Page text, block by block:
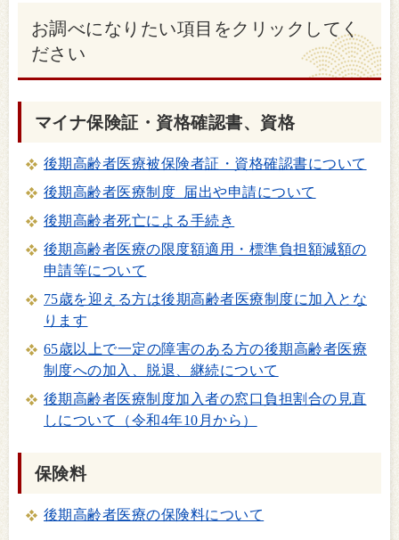
お調べになりたい項目をクリックしてく
ださい
マイナ保険証・資格確認書、資格
後期高齢者医療被保険者証・資格確認書について
後期高齢者医療制度 届出や申請について
後期高齢者死亡による手続き
後期高齢者医療の限度額適用・標準負担額減額の
申請等について
75歳を迎える方は後期高齢者医療制度に加入とな
ります
65歳以上で一定の障害のある方の後期高齢者医療
制度への加入、脱退、継続について
後期高齢者医療制度加入者の窓口負担割合の見直
しについて（令和4年10月から）
保険料
後期高齢者医療の保険料について